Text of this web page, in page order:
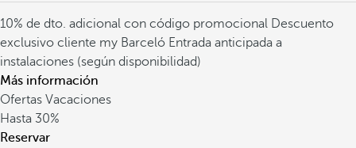
10% de dto. adicional con código promocional Descuento
exclusivo cliente my Barceló Entrada anticipada a
instalaciones (según disponibilidad)
Más información
Ofertas Vacaciones
Hasta 30%
Reservar